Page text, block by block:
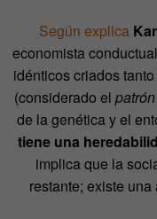
Según explica
economista
idénticos criados
(considerado el
de la genética y el
tiene una
implica que la
restante; existe